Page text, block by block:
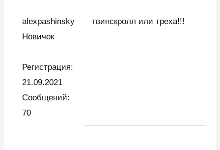
alexpashinsky
Новичок
Регистрация:
21.09.2021
Сообщений:
70
твинскролл или треха!!!